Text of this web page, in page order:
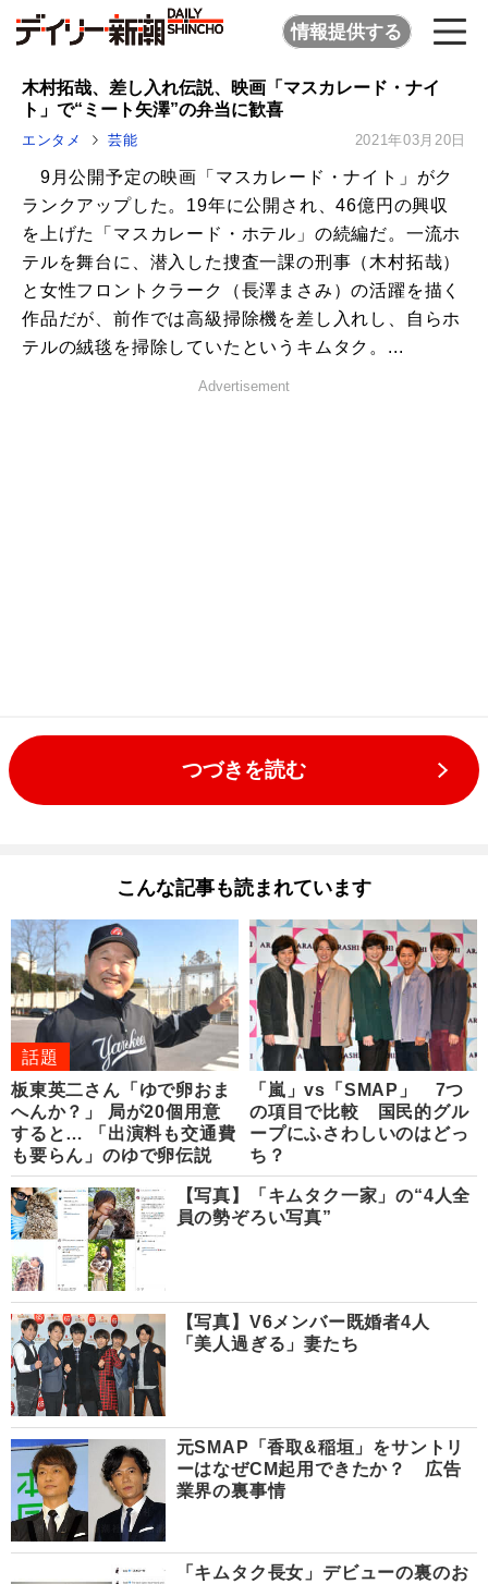
情報提供する
木村拓哉、差し入れ伝説、映画「マスカレード・ナイ
ト」で“ミート矢澤”の弁当に歓喜
エンタメ 芸能 2021年03月20日
9月公開予定の映画「マスカレード・ナイト」がク
ランクアップした。19年に公開され、46億円の興収
を上げた「マスカレード・ホテル」の続編だ。一流ホ
テルを舞台に、潜入した捜査一課の刑事（木村拓哉）
と女性フロントクラーク（長澤まさみ）の活躍を描く
作品だが、前作では高級掃除機を差し入れし、自らホ
テルの絨毯を掃除していたというキムタク。...
Advertisement
つづきを読む
こんな記事も読まれています
話題
板東英二さん「ゆで卵おま
へんか？」 局が20個用意
すると… 「出演料も交通費
も要らん」のゆで卵伝説
「嵐」vs「SMAP」 7つ
の項目で比較 国民的グル
ープにふさわしいのはどっ
ち？
【写真】「キムタク一家」の“4人全
員の勢ぞろい写真”
【写真】V6メンバー既婚者4人
「美人過ぎる」妻たち
元SMAP「香取&稲垣」をサントリ
ーはなぜCM起用できたか？ 広告
業界の裏事情
「キムタク長女」デビューの裏のお